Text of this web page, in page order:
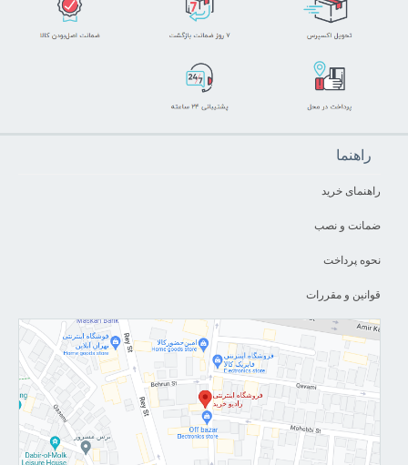
راهنما
راهنمای خرید
ضمانت و نصب
نحوه پرداخت
قوانین و مقررات